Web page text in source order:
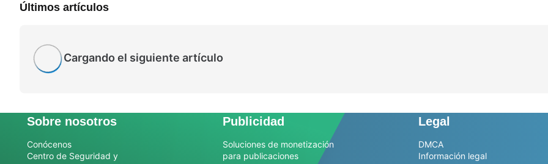
Últimos artículos
Cargando el siguiente artículo
Sobre nosotros
Conócenos
Centro de Seguridad y
Publicidad
Soluciones de monetización
para publicaciones
Legal
DMCA
Información legal